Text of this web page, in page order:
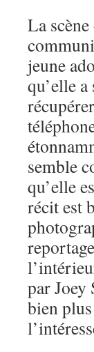
La
jeune
qu’elle
semble
qu’elle
récit est
par Joey
bien